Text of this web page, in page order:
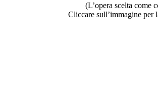
(L’opera scelta come
Cliccare sull’immagine per